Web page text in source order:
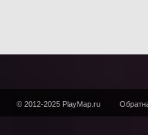
© 2012-2025 PlayMap.ru